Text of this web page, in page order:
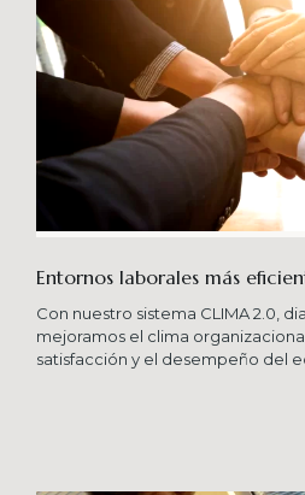
Entornos laborales más
Con nuestro sistema CLIMA 2.0,
mejoramos el clima
satisfacción y el desempeño del